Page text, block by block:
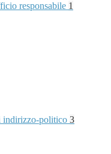
responsabile 1
indirizzo-politico 3